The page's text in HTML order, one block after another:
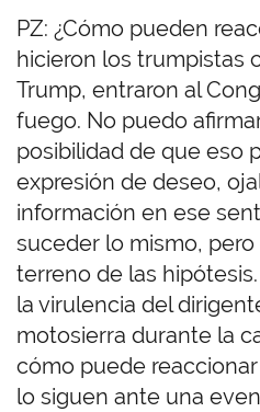
PZ: ¿Cómo pueden
hicieron los trumpistas
Trump, entraron al
fuego. No puedo
posibilidad de que eso
expresión de deseo,
información en ese
suceder lo mismo,
terreno de las
la virulencia del
motosierra durante la
cómo puede
lo siguen ante una